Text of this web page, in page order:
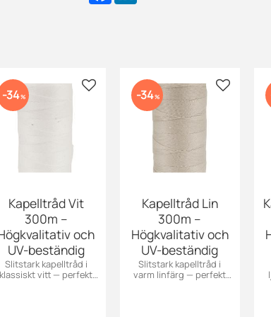
Kapelltråd Vit
300m –
och
UV-beständig
Slitstark kapelltråd i
klassiskt vitt — perfekt
34% Lisää suosikiksi
Kapelltråd Lin
300m –
Högkvalitativ och
UV-beständig
Slitstark kapelltråd i
varm linfärg — perfekt
34% Lisää